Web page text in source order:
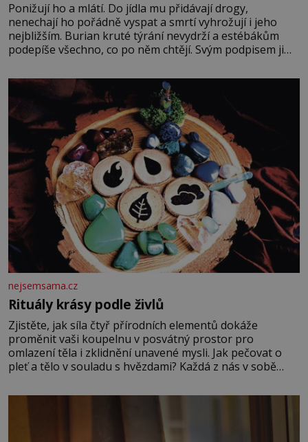
Ponižují ho a mlátí. Do jídla mu přidávají drogy,
nenechají ho pořádně vyspat a smrtí vyhrožují i jeho
nejbližším. Burian kruté týrání nevydrží a estébákům
podepíše všechno, co po něm chtějí. Svým podpisem jim
fyzický ani psychický nátlak. Syn brněnského řezníka
chce být knězem a
nejsemsama.cz
Rituály krásy podle živlů
Zjistěte, jak síla čtyř přírodních elementů dokáže
proměnit vaši koupelnu v posvátný prostor pro
omlazení těla i zklidnění unavené mysli. Jak pečovat o
pleť a tělo v souladu s hvězdami? Každá z nás v sobě
povaze, ale i v potřebách naší pokožky. Ohnivá znamení
Ženy narozené ve znamení Berana, Lva a Střelce v sobě
nesou žár, odvahu a neutuchající elán. Vaše